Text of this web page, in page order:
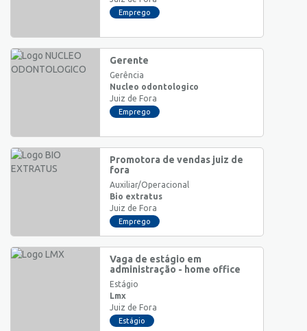
Emprego
Gerente
Gerência
Nucleo odontologico
Juiz de Fora
Emprego
Promotora de vendas juiz de
fora
Auxiliar/Operacional
Bio extratus
Juiz de Fora
Emprego
Vaga de estágio em
administração - home office
Estágio
Lmx
Juiz de Fora
Estágio